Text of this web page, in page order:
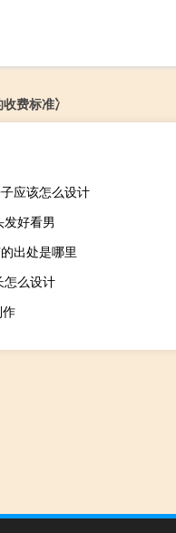
费标准冫
应该怎么设计
好看男
出处是哪里
怎么设计